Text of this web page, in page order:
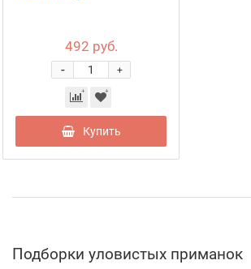
492 руб.
+
-
Купить
Подборки уловистых приманок